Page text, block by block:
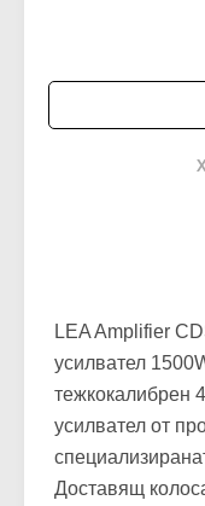
LEA Amplifier
усилвател
тежкокалибрен
усилвател от